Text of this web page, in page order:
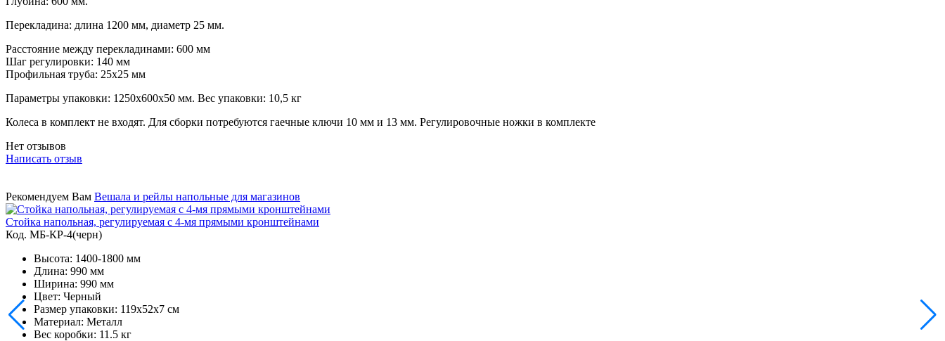
Перекладина: длина 1200 мм, диаметр 25 мм.
Расстояние между перекладинами: 600 мм
Шаг регулировки: 140 мм
Профильная труба: 25х25 мм
Параметры упаковки: 1250х600х50 мм. Вес упаковки: 10,5 кг
Колеса в комплект не входят. Для сборки потребуются гаечные ключи 10 мм и 13 мм. Регулировочные ножки в комплекте
Нет отзывов
Написать отзыв
Рекомендуем Вам Вешала и рейлы напольные для магазинов
Стойка напольная, регулируемая с 4-мя прямыми кронштейнами
Код. MБ-КР-4(черн)
Высота: 1400-1800 мм
Длина: 990 мм
Ширина: 990 мм
Цвет: Черный
Размер упаковки: 119x52x7 cм
Материал: Металл
Вес коробки: 11.5 кг